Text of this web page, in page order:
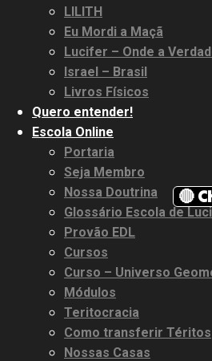
🔴
LILITH
Eu Mordi a Maçã
Lucifer – Onde a
Israel – Brasil
Livros Físicos
Quero entender!
Escola Online
Portaria
Seja Membro
Nossa Doutrina
Glossário Escola de
Provão EDL
Cursos
Curso – Universo
Módulos
Teritocracia
Como transferir Téritos
Nossas Casas